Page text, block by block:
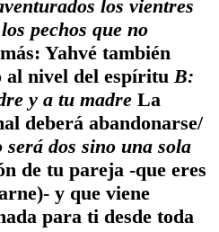
los vientres
pechos que no
Yahvé también
al nivel del espírituB:
y a tu madre La
deberá abandonarse/
será dos sino una sola
de tu pareja -que eres
y que viene
para ti desde toda